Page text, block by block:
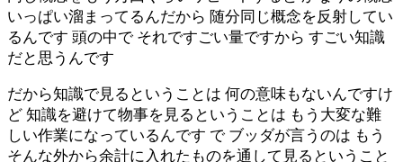
いっぱい溜まってるんだから 随分同じ概念を反射してい
るんです 頭の中で それですごい量ですから すごい知識
だと思うんです
だから知識で見るということは 何の意味もないんですけ
ど 知識を避けて物事を見るということは もう大変な難
しい作業になっているんです で ブッダが言うのは もう
そんな外から余計に入れたものを通して見るということ